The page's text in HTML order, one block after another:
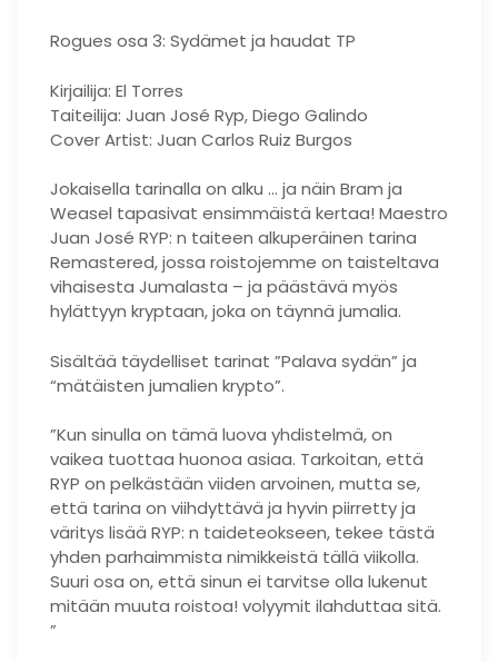
Rogues osa 3: Sydämet ja haudat TP
Kirjailija: El Torres
Taiteilija: Juan José Ryp, Diego Galindo
Cover Artist: Juan Carlos Ruiz Burgos
Jokaisella tarinalla on alku … ja näin Bram ja
Weasel tapasivat ensimmäistä kertaa! Maestro
Juan José RYP: n taiteen alkuperäinen tarina
Remastered, jossa roistojemme on taisteltava
vihaisesta Jumalasta – ja päästävä myös
hylättyyn kryptaan, joka on täynnä jumalia.
Sisältää täydelliset tarinat ”Palava sydän” ja
“mätäisten jumalien krypto”.
”Kun sinulla on tämä luova yhdistelmä, on
vaikea tuottaa huonoa asiaa. Tarkoitan, että
RYP on pelkästään viiden arvoinen, mutta se,
että tarina on viihdyttävä ja hyvin piirretty ja
väritys lisää RYP: n taideteokseen, tekee tästä
yhden parhaimmista nimikkeistä tällä viikolla.
Suuri osa on, että sinun ei tarvitse olla lukenut
mitään muuta roistoa! volyymit ilahduttaa sitä.
”